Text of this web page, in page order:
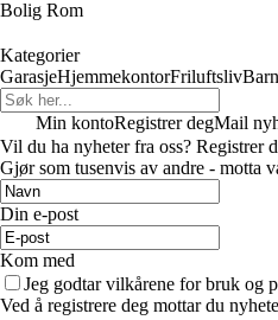
Bolig Rom
Kategorier
GarasjeHjemmekontorFriluftsliv
Min kontoRegistrer degMail
Vil du ha nyheter fra oss? Registrer
Gjør som tusenvis av andre - motta
Din e-post
Kom med
Jeg godtar vilkårene for bruk og
Ved å registrere deg mottar du